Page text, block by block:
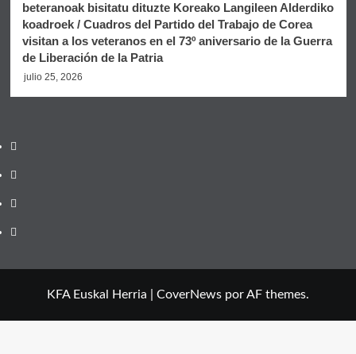
beteranoak bisitatu dituzte Koreako Langileen Alderdiko
koadroek / Cuadros del Partido del Trabajo de Corea
visitan a los veteranos en el 73º aniversario de la Guerra
de Liberación de la Patria
julio 25, 2026
Twitter
YouTube
Telegram
Facebook
KFA Euskal Herria CoverNews por AF themes.